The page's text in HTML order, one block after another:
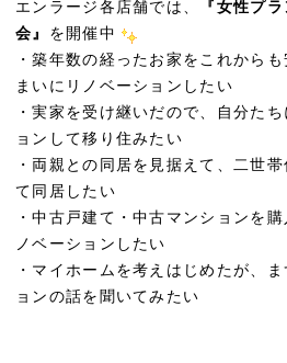
エンラージ各店舗では、
『女性プ
会』 を開催中
・築年数の経ったお家をこれから
まいにリノベーションしたい
・実家を受け継いだので、自分た
ョンして移り住みたい
・両親との同居を見据えて、二世
て同居したい
・中古戸建て・中古マンションを
ノベーションしたい
・マイホームを考えはじめたが、
ョンの話を聞いてみたい